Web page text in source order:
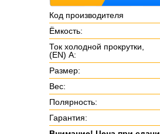
Код производителя
Ёмкость:
Ток холодной прокрутки,
(EN) А:
Размер:
Вес:
Полярность:
Гарантия: